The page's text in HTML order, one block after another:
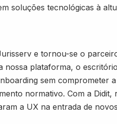
soluções tecnológicas à
e tornou-se o
nossa plataforma, o escritório
sem comprometer a
normativo. Com a Didit,
a UX na entrada de